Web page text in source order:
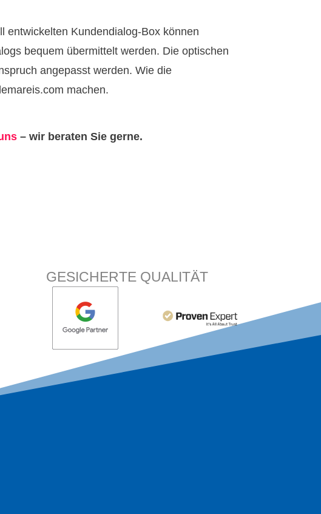
entwickelten Kundendialog-Box können
bequem übermittelt werden. Die optischen
angepasst werden. Wie die
machen.
– wir beraten Sie gerne.
GESICHERTE QUALITÄT